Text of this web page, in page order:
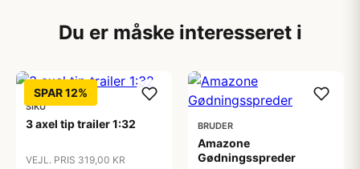
Du er måske interesseret i
SPAR 12%
SIKU
3 axel tip trailer 1:32
VEJL. PRIS 319,00 KR
BRUDER
Amazone
Gødningsspreder